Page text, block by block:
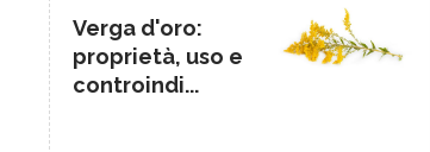
Verga d'oro:
proprietà, uso e
controindi...